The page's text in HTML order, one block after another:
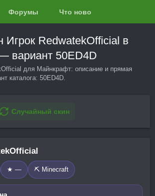
Форумы Что нового?
Игрок RedwatekOfficial в
вариант 50ED4D
для Майнкрафт: описание и прямая
каталога: 50ED4D.
Случайный скин
★ — ⛏️ Minecraft